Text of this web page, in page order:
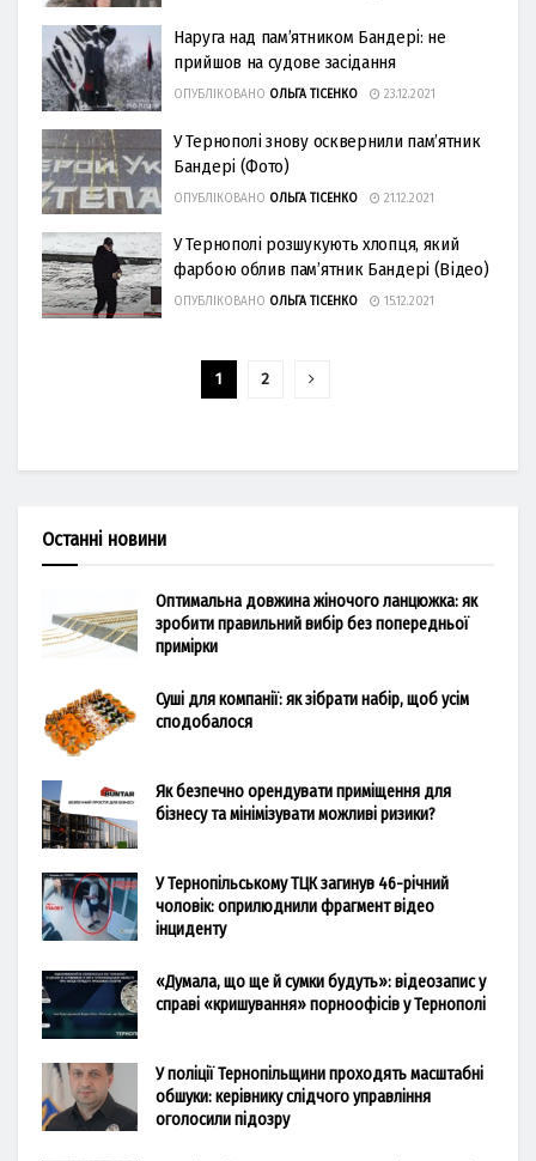
Наруга над пам’ятником Бандері: не
прийшов на судове засідання
ОПУБЛІКОВАНО ОЛЬГА ТІСЕНКО 23.12.2021
У Тернополі знову осквернили пам’ятник
Бандері (Фото)
ОПУБЛІКОВАНО ОЛЬГА ТІСЕНКО 21.12.2021
У Тернополі розшукують хлопця, який
фарбою облив пам’ятник Бандері (Відео)
ОПУБЛІКОВАНО ОЛЬГА ТІСЕНКО 15.12.2021
1 2
Останні новини
Оптимальна довжина жіночого ланцюжка: як
зробити правильний вибір без попередньої
примірки
Суші для компанії: як зібрати набір, щоб усім
сподобалося
Як безпечно орендувати приміщення для
бізнесу та мінімізувати можливі ризики?
У Тернопільському ТЦК загинув 46-річний
чоловік: оприлюднили фрагмент відео
інциденту
«Думала, що ще й сумки будуть»: відеозапис у
справі «кришування» порноофісів у Тернополі
У поліції Тернопільщини проходять масштабні
обшуки: керівнику слідчого управління
оголосили підозру